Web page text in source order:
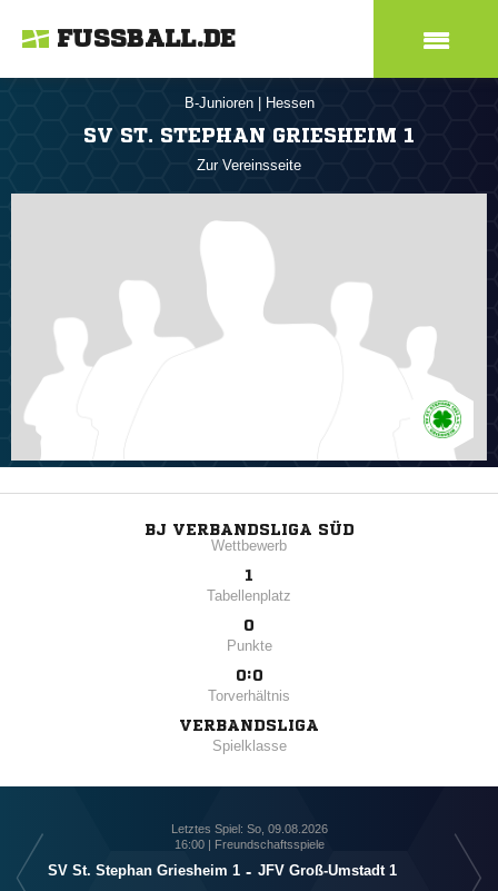
FUSSBALL.DE
B-Junioren Hessen
SV ST. STEPHAN GRIESHEIM 1
Zur Vereinsseite
BJ VERBANDSLIGA SÜD
Wettbewerb
1
Tabellenplatz
0
Punkte
0:0
Torverhältnis
VERBANDSLIGA
Spielklasse
Letztes Spiel: So, 09.08.2026
16:00 | Freundschaftsspiele
SV St. Stephan Griesheim 1 - JFV Groß-Umstadt 1